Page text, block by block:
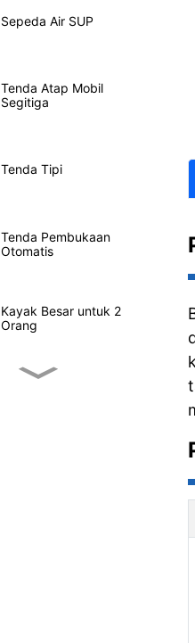
Sepeda Air SUP
Tenda Atap Mobil
Segitiga
Tenda Tipi
Tenda Pembukaan
Otomatis
Kayak Besar untuk 2
Orang